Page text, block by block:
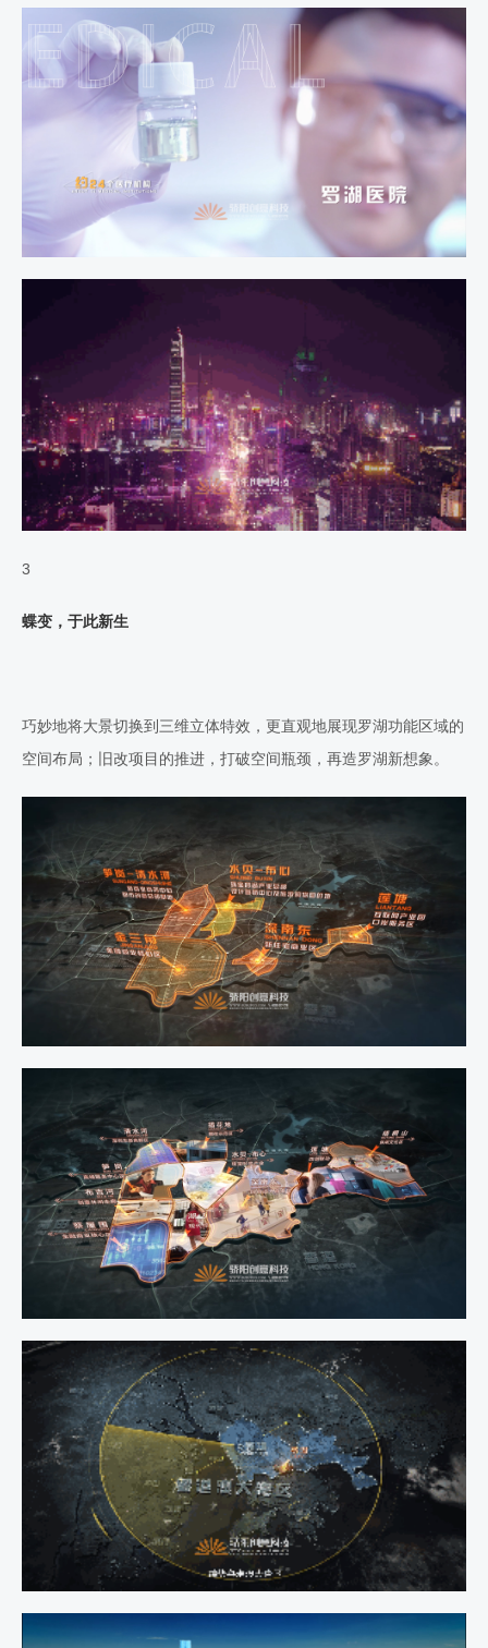
3
蝶变，于此新生
巧妙地将大景切换到三维立体特效，更直观地展现罗湖功能区域的
空间布局；旧改项目的推进，打破空间瓶颈，再造罗湖新想象。